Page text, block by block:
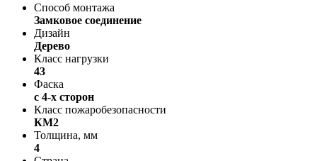
Способ монтажа
Замковое соединение
Дизайн
Дерево
Класс нагрузки
43
Фаска
с 4-х сторон
Класс пожаробезопасности
КМ2
Толщина, мм
4